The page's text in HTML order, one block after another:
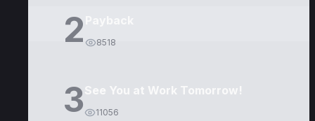
2 8518
3See You at Work Tomorrow!
11056